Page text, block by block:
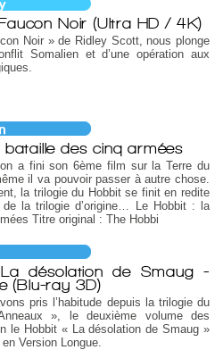
Noir (Ultra HD / 4K)
Noir » de Ridley Scott, nous plonge
Somalien et d’une opération aux
des cinq armées
a fini son 6ème film sur la Terre du
il va pouvoir passer à autre chose.
la trilogie du Hobbit se finit en redite
de la trilogie d’origine… Le Hobbit : la
Titre original : The Hobbi
désolation de Smaug -
(Blu-ray 3D)
pris l’habitude depuis la trilogie du
», le deuxième volume des
le Hobbit « La désolation de Smaug »
Version Longue.